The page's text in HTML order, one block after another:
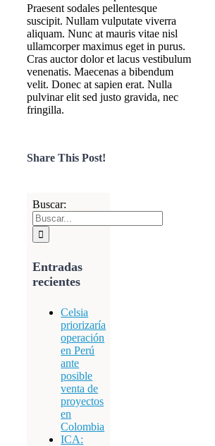
Praesent sodales pellentesque
suscipit. Nullam vulputate viverra
aliquam. Nunc at mauris vitae nisl
ullamcorper maximus eget in purus.
Cras auctor dolor et lacus vestibulum
venenatis. Maecenas a bibendum
velit. Donec at sapien erat. Nulla
pulvinar elit sed justo gravida, nec
fringilla.
Share This Post!
Buscar:
Entradas
recientes
Celsia
priorizaría
operación
en Perú
ante
posible
venta de
proyectos
en
Colombia
ICA: